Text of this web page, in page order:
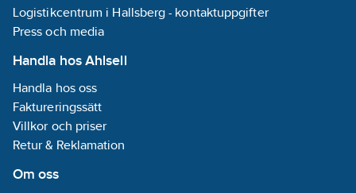
Logistikcentrum i Hallsberg - kontaktuppgifter
Press och media
Handla hos Ahlsell
Handla hos oss
Faktureringssätt
Villkor och priser
Retur & Reklamation
Om oss